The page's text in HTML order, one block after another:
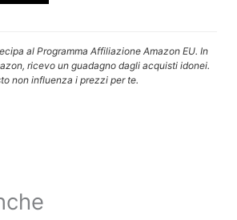
al Programma Affiliazione Amazon EU. In
ricevo un guadagno dagli acquisti idonei.
non influenza i prezzi per te.